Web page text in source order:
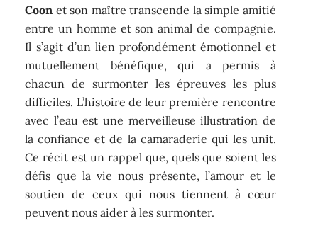
Coon et son maître transcende la simple amitié
entre un homme et son animal de compagnie.
Il s’agit d’un lien profondément émotionnel et
mutuellement bénéfique, qui a permis à
chacun de surmonter les épreuves les plus
difficiles. L’histoire de leur première rencontre
avec l’eau est une merveilleuse illustration de
la confiance et de la camaraderie qui les unit.
Ce récit est un rappel que, quels que soient les
défis que la vie nous présente, l’amour et le
soutien de ceux qui nous tiennent à cœur
peuvent nous aider à les surmonter.